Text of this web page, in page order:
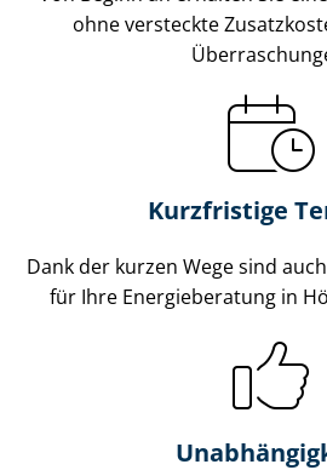
ohne versteckte
Kurzfristige
Dank der kurzen Wege sind
für Ihre Energieberatung in